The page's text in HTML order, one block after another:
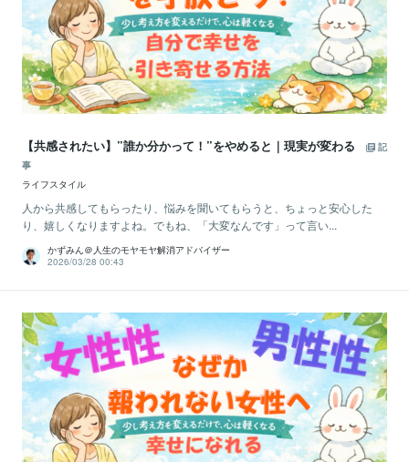
【共感されたい】”誰か分かって！”をやめると｜現実が変わる
記
事
ライフスタイル
人から共感してもらったり、悩みを聞いてもらうと、ちょっと安心した
り、嬉しくなりますよね。でもね、「大変なんです」って言い...
かずみん＠人生のモヤモヤ解消アドバイザー
2026/03/28 00:43